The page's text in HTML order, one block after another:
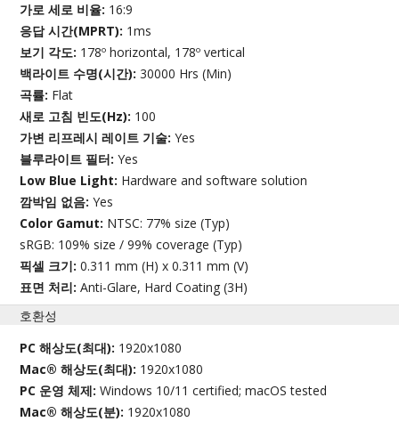
가로 세로 비율: 16:9
응답 시간(MPRT): 1ms
보기 각도: 178º horizontal, 178º vertical
백라이트 수명(시간):30000 Hrs (Min)
곡률: Flat
새로 고침 빈도(Hz): 100
가변 리프레시 레이트 기술:Yes
블루라이트 필터:Yes
Low Blue Light: Hardware and software solution
깜박임 없음:Yes
Color Gamut: NTSC: 77% size (Typ)
sRGB: 109% size / 99% coverage (Typ)
픽셀 크기:0.311 mm (H) x 0.311 mm (V)
표면 처리:Anti-Glare, Hard Coating (3H)
호환성
PC 해상도(최대): 1920x1080
Mac® 해상도(최대): 1920x1080
PC 운영 체제:Windows 10/11 certified; macOS tested
Mac® 해상도(분): 1920x1080